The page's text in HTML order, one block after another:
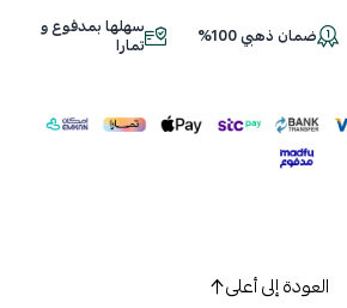
اسحب و افلت الملف هنا
ضمان ذهبي 100% سهلها بمدفوع و
تمارا
العودة إلى أعلى